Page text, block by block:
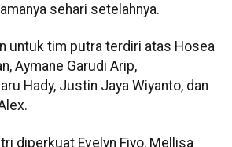
sehari setelahnya.
untuk tim putra terdiri atas Hosea
Aymane Garudi Arip,
Hady, Justin Jaya Wiyanto, dan
diperkuat Evelyn Fiyo, Mellisa